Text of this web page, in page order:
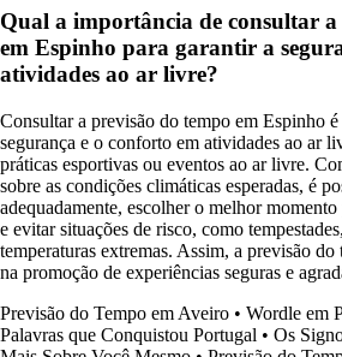
Qual a importância de consultar
em Espinho para garantir a
atividades ao ar livre?
Consultar a previsão do tempo em Espinho é
segurança e o conforto em atividades ao ar
práticas esportivas ou eventos ao ar livre.
sobre as condições climáticas esperadas, é
adequadamente, escolher o melhor
e evitar situações de risco, como
temperaturas extremas. Assim, a previsão do
na promoção de experiências seguras e
Previsão do Tempo em Aveiro • Wordle em
Palavras que Conquistou Portugal • Os